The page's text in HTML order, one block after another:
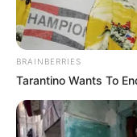
การที่จะได้พบ เนื้อ
ต้องมีปีเกิดที่สมพง
โน้มที่จะมีความรักที่ไ
กันในที่สุด
ตามนักษัตรที่เป็น
BRAINBERRIES
Tarantino Wants To